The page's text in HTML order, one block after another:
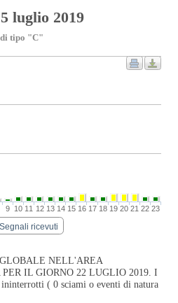
luglio 2019
tipo "C"
Segnali ricevuti
9 10 11 12 13 14 15 16 17 18 19 20 21 22 23
NELL'AREA
IL GIORNO 22 LUGLIO 2019. I
( 0 sciami o eventi di natura